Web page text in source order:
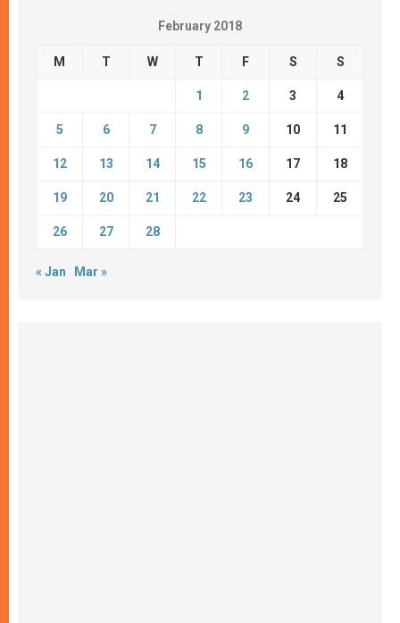
February 2018
M T W T F S S
1 2 3 4
5 6 7 8 9 10 11
12 13 14 15 16 17 18
19 20 21 22 23 24 25
26 27 28
« Jan Mar »